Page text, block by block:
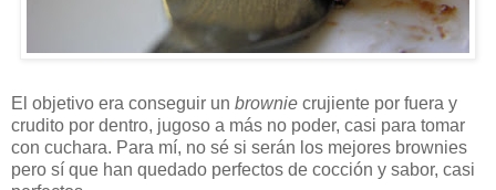
El objetivo era conseguir un brownie crujiente por fuera y
crudito por dentro, jugoso a más no poder, casi para tomar
con cuchara. Para mí, no sé si serán los mejores brownies
pero sí que han quedado perfectos de cocción y sabor, casi